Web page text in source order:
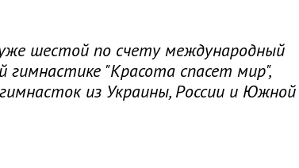
шестой по счету международный
"Красота спасет мир",
из Украины, России и Южной